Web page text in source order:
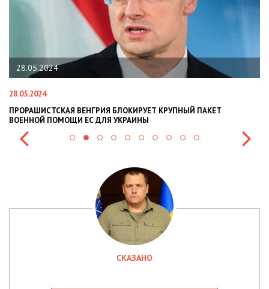
28.05.2024
28.05.2024
ПРОРАШИСТСКАЯ ВЕНГРИЯ БЛОКИРУЕТ КРУПНЫЙ ПАКЕТ
ВОЕННОЙ ПОМОЩИ ЕС ДЛЯ УКРАИНЫ
СКАЗАНО